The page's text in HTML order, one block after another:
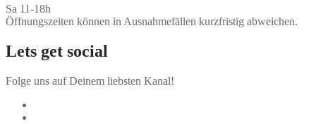
Sa 11-18h
Öffnungszeiten können in Ausnahmefällen kurzfristig abweichen.
Lets get social
Folge uns auf Deinem liebsten Kanal!